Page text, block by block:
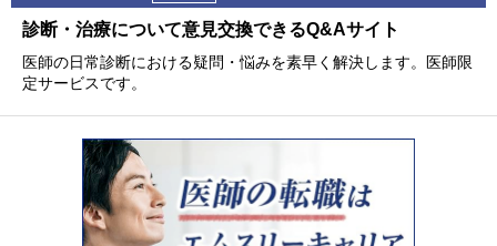
診断・治療について意⾒交換できるQ&Aサイト
医師の⽇常診断における疑問・悩みを素早く解決します。医師限
定サービスです。